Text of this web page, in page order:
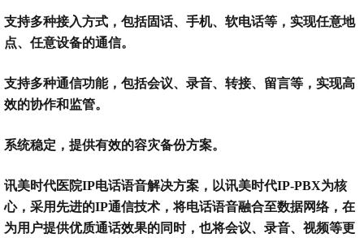
支持多种接入方式，包括固话、手机、软电话等，实现任意地
点、任意设备的通信。
支持多种通信功能，包括会议、录音、转接、留言等，实现高
效的协作和监管。
系统稳定，提供有效的容灾备份方案。
讯美时代医院IP电话语音解决方案，以讯美时代IP-PBX为核
心，采用先进的IP通信技术，将电话语音融合至数据网络，在
为用户提供优质通话效果的同时，也将会议、录音、视频等更